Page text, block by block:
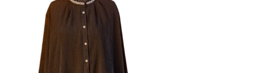
Siyah İnci Yakalı Düğmeli
Gömlek